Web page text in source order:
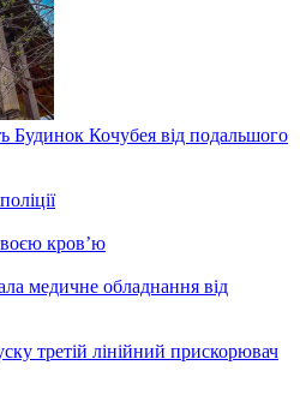
Будинок Кочубея від подальшого
кров’ю
медичне обладнання від
третій лінійний прискорювач